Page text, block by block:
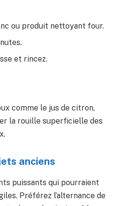
ou produit nettoyant four.
et rincez.
comme le jus de citron,
la rouille superficielle des
anciens
puissants qui pourraient
Préférez l’alternance de